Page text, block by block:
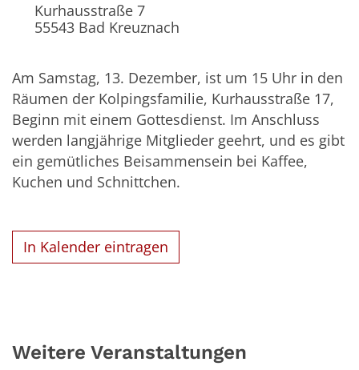
Kurhausstraße 7
55543Bad Kreuznach
Am Samstag, 13. Dezember, ist um 15 Uhr in den
Räumen der Kolpingsfamilie, Kurhausstraße 17,
Beginn mit einem Gottesdienst. Im Anschluss
werden langjährige Mitglieder geehrt, und es gibt
ein gemütliches Beisammensein bei Kaffee,
Kuchen und Schnittchen.
In Kalender eintragen
Weitere Veranstaltungen